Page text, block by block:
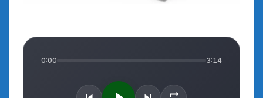
0:00 3:14